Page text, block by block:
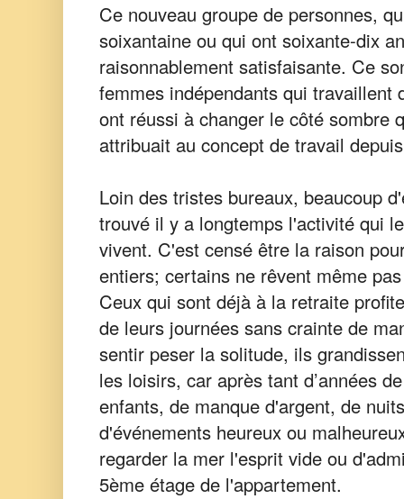
Ce nouveau groupe de personnes,
soixantaine ou qui ont soixante-dix
raisonnablement satisfaisante. Ce
femmes indépendants qui travaillent
ont réussi à changer le côté sombre
attribuait au concept de travail
Loin des tristes bureaux, beaucoup
trouvé il y a longtemps l'activité qui
vivent. C'est censé être la raison
entiers; certains ne rêvent même
Ceux qui sont déjà à la retraite
de leurs journées sans crainte de
sentir peser la solitude, ils
les loisirs, car après tant d’années
enfants, de manque d'argent, de
d'événements heureux ou
regarder la mer l'esprit vide ou
5ème étage de l'appartement.